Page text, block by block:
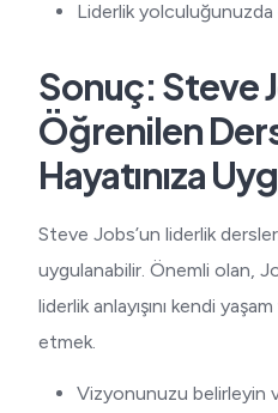
Liderlik yolculuğunuzda
Sonuç: Steve
Öğrenilen
Hayatınıza
Steve Jobs’un liderlik
uygulanabilir. Önemli olan,
liderlik anlayışını kendi
etmek.
Vizyonunuzu belirleyin